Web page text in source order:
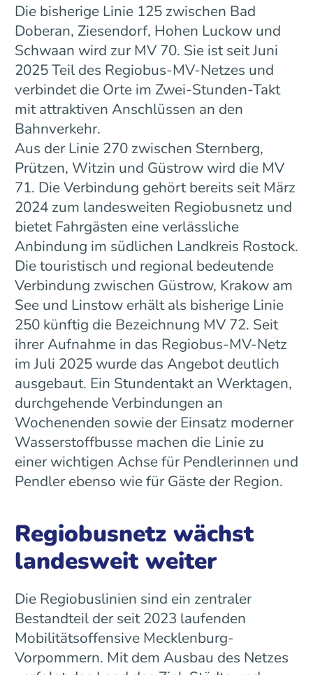
Die bisherige Linie 125 zwischen Bad
Doberan, Ziesendorf, Hohen Luckow und
Schwaan wird zur MV 70. Sie ist seit Juni
2025 Teil des Regiobus-MV-Netzes und
verbindet die Orte im Zwei-Stunden-Takt
mit attraktiven Anschlüssen an den
Bahnverkehr.
Aus der Linie 270 zwischen Sternberg,
Prützen, Witzin und Güstrow wird die MV
71. Die Verbindung gehört bereits seit März
2024 zum landesweiten Regiobusnetz und
bietet Fahrgästen eine verlässliche
Anbindung im südlichen Landkreis Rostock.
Die touristisch und regional bedeutende
Verbindung zwischen Güstrow, Krakow am
See und Linstow erhält als bisherige Linie
250 künftig die Bezeichnung MV 72. Seit
ihrer Aufnahme in das Regiobus-MV-Netz
im Juli 2025 wurde das Angebot deutlich
ausgebaut. Ein Stundentakt an Werktagen,
durchgehende Verbindungen an
Wochenenden sowie der Einsatz moderner
Wasserstoffbusse machen die Linie zu
einer wichtigen Achse für Pendlerinnen und
Pendler ebenso wie für Gäste der Region.
Regiobusnetz wächst
landesweit weiter
Die Regiobuslinien sind ein zentraler
Bestandteil der seit 2023 laufenden
Mobilitätsoffensive Mecklenburg-
Vorpommern. Mit dem Ausbau des Netzes